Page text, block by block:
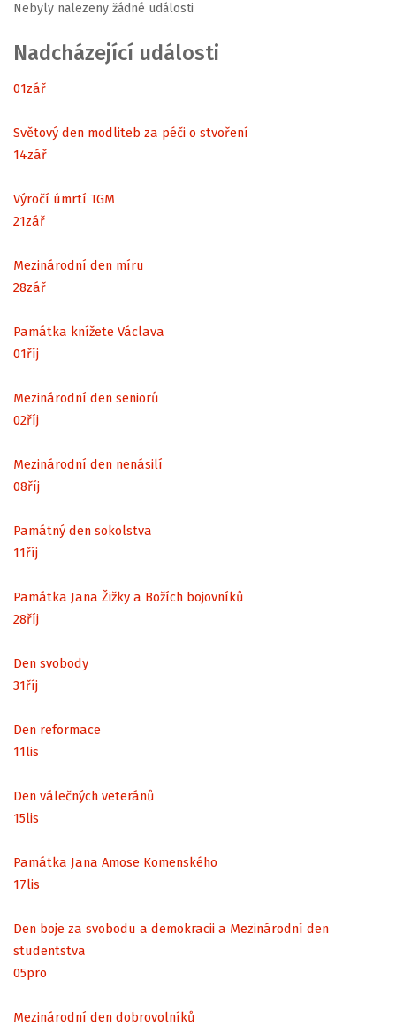
Nebyly nalezeny žádné události
Nadcházející události
01zář
Světový den modliteb za péči o stvoření
14zář
Výročí úmrtí TGM
21zář
Mezinárodní den míru
28zář
Památka knížete Václava
01říj
Mezinárodní den seniorů
02říj
Mezinárodní den nenásilí
08říj
Památný den sokolstva
11říj
Památka Jana Žižky a Božích bojovníků
28říj
Den svobody
31říj
Den reformace
11lis
Den válečných veteránů
15lis
Památka Jana Amose Komenského
17lis
Den boje za svobodu a demokracii a Mezinárodní den
studentstva
05pro
Mezinárodní den dobrovolníků